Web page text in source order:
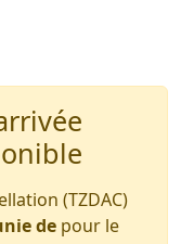
(TZDAC)
de pour le